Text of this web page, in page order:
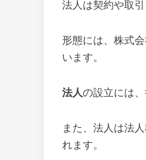
法人は契約や取
形態には、株式
います。
法人の設立には
また、法人は法
れます。